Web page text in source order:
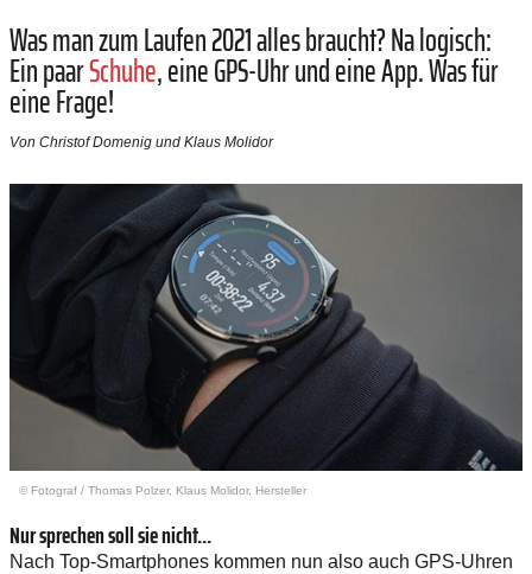
Was man zum Laufen 2021 alles braucht? Na logisch:
Ein paarSchuhe, eine GPS-Uhr und eine App. Was für
eine Frage!
Von Christof Domenig und Klaus Molidor
© Fotograf / Thomas Polzer, Klaus Molidor, Hersteller
Nur sprechen soll sie nicht...
Nach Top-Smartphones kommen nun also auch GPS-Uhren